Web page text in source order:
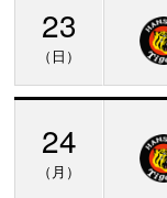
23
（日）
24
（月）